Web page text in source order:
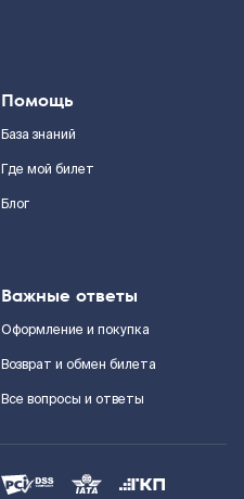
Помощь
База знаний
Где мой билет
Блог
Важные ответы
Оформление и покупка
Возврат и обмен билета
Все вопросы и ответы